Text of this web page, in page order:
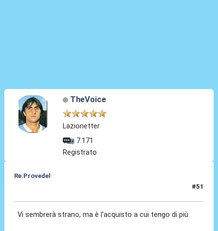
TheVoice
Lazionetter
7.171
Registrato
Re:Provedel
#51
Vi sembrerà strano, ma è l'acquisto a cui tengo di più